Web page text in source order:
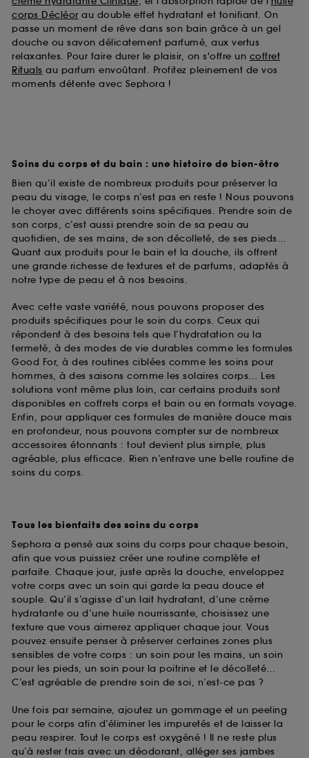
corps Décléor au double effet hydratant et tonifiant. On
passe un moment de rêve dans son bain grâce à un gel
douche ou savon délicatement parfumé, aux vertus
relaxantes. Pour faire durer le plaisir, on s'offre un coffret
Rituals au parfum envoûtant. Profitez pleinement de vos
moments détente avec Sephora !
Soins du corps et du bain : une histoire de bien-être
Bien qu’il existe de nombreux produits pour préserver la
peau du visage, le corps n’est pas en reste ! Nous pouvons
le choyer avec différents soins spécifiques. Prendre soin de
son corps, c’est aussi prendre soin de sa peau au
quotidien, de ses mains, de son décolleté, de ses pieds…
Quant aux produits pour le bain et la douche, ils offrent
une grande richesse de textures et de parfums, adaptés à
notre type de peau et à nos besoins.
Avec cette vaste variété, nous pouvons proposer des
produits spécifiques pour le soin du corps. Ceux qui
répondent à des besoins tels que l’hydratation ou la
fermeté, à des modes de vie durables comme les formules
Good For, à des routines ciblées comme les soins pour
hommes, à des saisons comme les solaires corps… Les
solutions vont même plus loin, car certains produits sont
disponibles en coffrets corps et bain ou en formats voyage.
Enfin, pour appliquer ces formules de manière douce mais
en profondeur, nous pouvons compter sur de nombreux
accessoires étonnants : tout devient plus simple, plus
agréable, plus efficace. Rien n’entrave une belle routine de
soins du corps.
Tous les bienfaits des soins du corps
Sephora a pensé aux soins du corps pour chaque besoin,
afin que vous puissiez créer une routine complète et
parfaite. Chaque jour, juste après la douche, enveloppez
votre corps avec un soin qui garde la peau douce et
souple. Qu’il s’agisse d’un lait hydratant, d’une crème
hydratante ou d’une huile nourrissante, choisissez une
texture que vous aimerez appliquer chaque jour. Vous
pouvez ensuite penser à préserver certaines zones plus
sensibles de votre corps : un soin pour les mains, un soin
pour les pieds, un soin pour la poitrine et le décolleté…
C’est agréable de prendre soin de soi, n’est-ce pas ?
Une fois par semaine, ajoutez un gommage et un peeling
pour le corps afin d’éliminer les impuretés et de laisser la
peau respirer. Tout le corps est oxygéné ! Il ne reste plus
qu’à rester frais avec un déodorant, alléger ses jambes